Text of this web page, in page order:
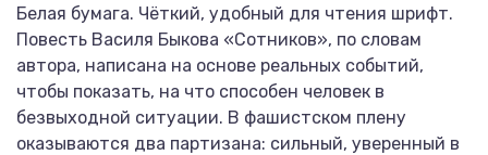
Белая бумага. Чёткий, удобный для чтения шрифт.
Повесть Василя Быкова «Сотников», по словам
автора, написана на основе реальных событий,
чтобы показать, на что способен человек в
безвыходной ситуации. В фашистском плену
оказываются два партизана: сильный, уверенный в